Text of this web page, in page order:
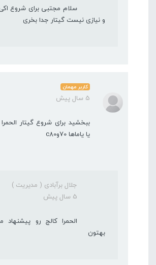
سلام مجتبی برای شروع
و نیازی نیست گیتار جدا بخری
کاربر مهمان
5 سال پیش
ببخشید برای شروع گیتار
یا یاماها 70وc80
جلال برآبادی ( مدیریت )
5 سال پیش
الحمرا کالج رو
بهتون